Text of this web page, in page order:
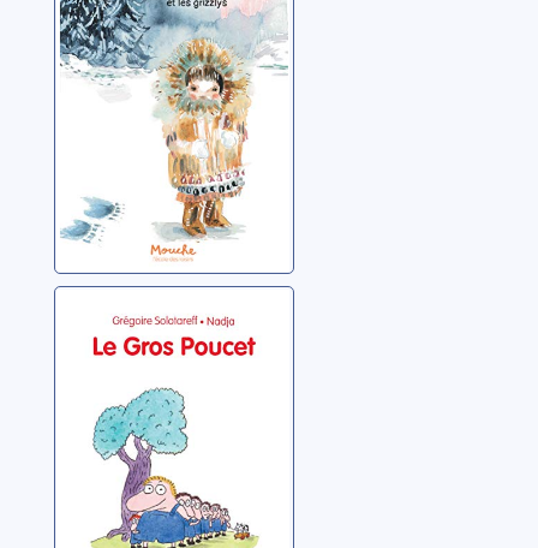
Solé, Caroline
Le Gros Poucet
Solotareff, Grégoire